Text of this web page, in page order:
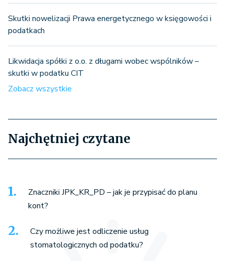
Skutki nowelizacji Prawa energetycznego w księgowości i
podatkach
Likwidacja spółki z o.o. z długami wobec wspólników –
skutki w podatku CIT
Zobacz wszystkie
Najchętniej czytane
Znaczniki JPK_KR_PD – jak je przypisać do planu
kont?
Czy możliwe jest odliczenie usług
stomatologicznych od podatku?